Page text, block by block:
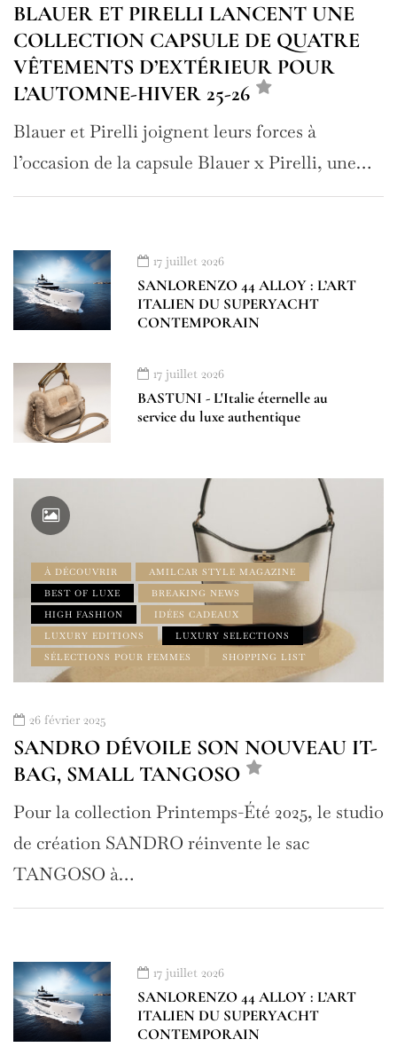
BLAUER ET PIRELLI LANCENT UNE
COLLECTION CAPSULE DE QUATRE
VÊTEMENTS D’EXTÉRIEUR POUR
L’AUTOMNE-HIVER 25-26
Blauer et Pirelli joignent leurs forces à
l’occasion de la capsule Blauer x Pirelli, une…
17 juillet 2026
SANLORENZO 44 ALLOY : L’ART
ITALIEN DU SUPERYACHT
CONTEMPORAIN
17 juillet 2026
BASTUNI - L'Italie éternelle au
service du luxe authentique
À DÉCOUVRIR
AMILCAR STYLE MAGAZINE
BEST OF LUXE
BREAKING NEWS
HIGH FASHION
IDÉES CADEAUX
LUXURY EDITIONS
LUXURY SELECTIONS
SÉLECTIONS POUR FEMMES
SHOPPING LIST
26 février 2025
SANDRO DÉVOILE SON NOUVEAU IT-
BAG, SMALL TANGOSO
Pour la collection Printemps-Été 2025, le studio
de création SANDRO réinvente le sac
TANGOSO à…
17 juillet 2026
SANLORENZO 44 ALLOY : L’ART
ITALIEN DU SUPERYACHT
CONTEMPORAIN